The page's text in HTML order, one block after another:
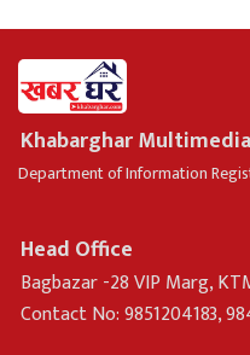
Khabarghar Multimedia
Department of Information
Head Office
Bagbazar -28 VIP Marg,
Contact No: 9851204183,